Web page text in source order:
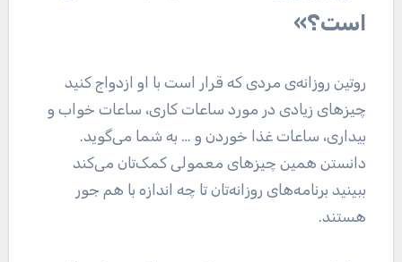
است؟»
روتین روزانه‌ی مردی که قرار است با او ازدواج کنید
چیز‌های زیادی در مورد ساعات کاری، ساعات خواب و
بیداری، ساعات غذا خوردن و … به شما می‌گوید.
دانستن همین چیز‌های معمولی کمک‌تان می‌کند
ببینید برنامه‌های روزانه‌تان تا چه اندازه با هم جور
هستند.